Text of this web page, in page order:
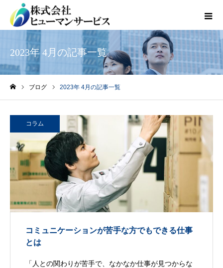
2023年 4月の記事一覧
ブログ 2023年 4月の記事一覧
コラム
コミュニケーションが苦手な方でもできる仕事
とは
「人との関わりが苦手で、なかなか仕事が見つからな